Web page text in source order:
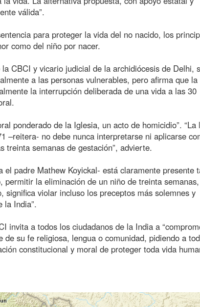
válida”.
para proteger la vida del no nacido, los
como del niño por nacer.
CBCI y vicario judicial de la archidiócesis de Delhi,
a las personas vulnerables, pero afirma que la
la interrupción deliberada de una vida a las 30
ponderado de la Iglesia, un acto de homicidio”. “La
–reitera- no debe nunca interpretarse ni aplicarse
treinta semanas de gestación”, advierte.
padre Mathew Koyickal- está claramente presente
la eliminación de un niño de treinta semanas,
violar incluso los preceptos más solemnes y
la India”.
invita a todos los ciudadanos de la India a
su fe religiosa, lengua o comunidad, pidiendo a
constitucional y moral de proteger toda vida